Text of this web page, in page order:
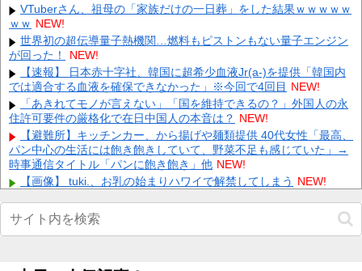
資産1億円突破でFIREの45歳独身男性が半年後に仕事復帰を決意
した「1通の通知」
【画像】 まんさん、ブチ切れ「電車内でこういうポジのおじ、ガ
チでイラネ」→ NEW!
【悲報】坂口杏里、逃走ｗｗｗｗｗｗｗｗｗｗｗ NEW!
左翼市民団体、広島では通用せず「人殺しの汚い足で広島の土を
踏むな！」→広島県民「お前らの方が汚いんじゃ！」「ワシらが広
島... NEW!
会社「君、転勤ね」→ 男性社員「それなら妻のほうが稼ぎいいん
で辞めます」⇒ 結果・・・ NEW!
Powered by livedoor 相互RSS
VTuberさん、祖母の「家族だけの一日葬」をした結果ｗｗｗｗｗ
ｗｗ NEW!
世界初の超伝導量子熱機関…燃料もピストンもない量子エンジン
が回った！
NEW!
【速報】 日本赤十字社、韓国に超希少血液Jr(a-)を提供「韓国内
では適合する血液を確保できなかった」※今回で4回目 NEW!
「あきれてモノが言えない」「国を維持できるの？」外国人の永
住許可要件の厳格化で在日中国人の本音は？ NEW!
【避難所】キッチンカー、から揚げや麺類提供 40代女性「最高、
パン中心の生活には飽き飽きしていて、野菜不足も感じていた」→
時事通信タイトル「パンに飽き飽き」他 NEW!
【画像】 tuki.、お乳の始まりハワイで解禁してしまう NEW!
【DeNA対広島17回戦】DeNA・エンカーナシオン、第7号同点ソ
ロホームラン！！！！！！！！！！！！！！！他